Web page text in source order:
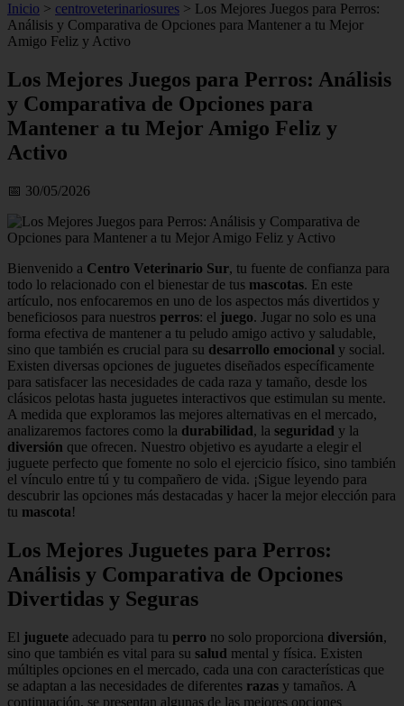
Inicio > centroveterinariosures > Los Mejores Juegos para Perros:
Análisis y Comparativa de Opciones para Mantener a tu Mejor
Amigo Feliz y Activo
Los Mejores Juegos para Perros: Análisis
y Comparativa de Opciones para
Mantener a tu Mejor Amigo Feliz y
Activo
📅 30/05/2026
Bienvenido a Centro Veterinario Sur, tu fuente de confianza para
todo lo relacionado con el bienestar de tus mascotas. En este
artículo, nos enfocaremos en uno de los aspectos más divertidos y
beneficiosos para nuestros perros: el juego. Jugar no solo es una
forma efectiva de mantener a tu peludo amigo activo y saludable,
sino que también es crucial para su desarrollo emocional y social.
Existen diversas opciones de juguetes diseñados específicamente
para satisfacer las necesidades de cada raza y tamaño, desde los
clásicos pelotas hasta juguetes interactivos que estimulan su mente.
A medida que exploramos las mejores alternativas en el mercado,
analizaremos factores como la durabilidad, la seguridad y la
diversión que ofrecen. Nuestro objetivo es ayudarte a elegir el
juguete perfecto que fomente no solo el ejercicio físico, sino también
el vínculo entre tú y tu compañero de vida. ¡Sigue leyendo para
descubrir las opciones más destacadas y hacer la mejor elección para
tu mascota!
Los Mejores Juguetes para Perros:
Análisis y Comparativa de Opciones
Divertidas y Seguras
El juguete adecuado para tu perro no solo proporciona diversión,
sino que también es vital para su salud mental y física. Existen
múltiples opciones en el mercado, cada una con características que
se adaptan a las necesidades de diferentes razas y tamaños. A
continuación, se presentan algunas de las mejores opciones